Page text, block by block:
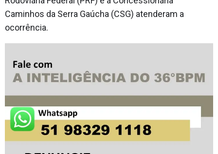
Caminhos da Serra Gaúcha (CSG) atenderam a
ocorrência.